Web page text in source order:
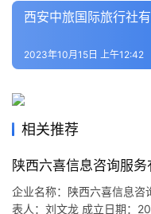
之
家
本
地
生
活
旅
游
西安中旅国际旅行社
2023年10月15日 上午12:42
相关推荐
陕西六喜信息咨询服务
企业名称：陕西六喜信息咨
表人：刘文龙 成立日期：